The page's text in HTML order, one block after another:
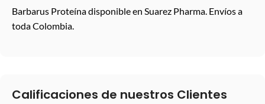
Barbarus Proteína disponible en Suarez Pharma. Envíos a
toda Colombia.
Calificaciones de nuestros Clientes